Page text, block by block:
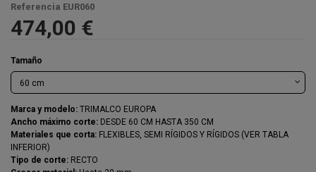
Referencia EUR060
474,00 €
Tamaño
Marca y modelo: TRIMALCO EUROPA
Ancho máximo corte: DESDE 60 CM HASTA 350 CM
Materiales que corta: FLEXIBLES, SEMI RÍGIDOS Y RÍGIDOS (VER TABLA
INFERIOR)
Tipo de corte: RECTO